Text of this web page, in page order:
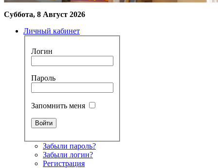
Суббота, 8 Август 2026
Личный кабинет
Логин
Пароль
Запомнить меня
Забыли пароль?
Забыли логин?
Регистрация